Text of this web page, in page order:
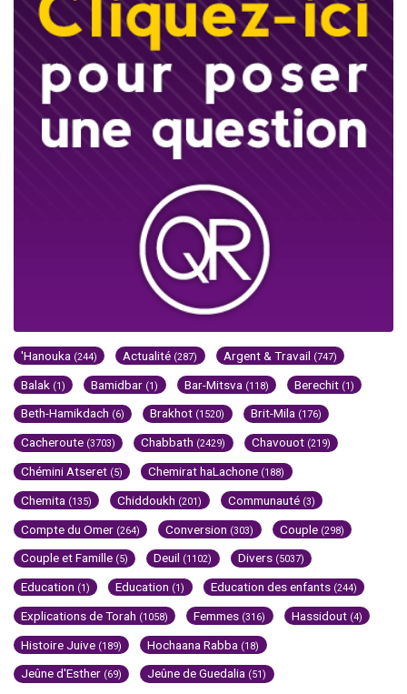
'Hanouka (244) Actualité (287) Argent & Travail (747)
Balak (1) Bamidbar (1) Bar-Mitsva (118) Berechit (1)
Beth-Hamikdach (6) Brakhot (1520) Brit-Mila (176)
Cacheroute (3703) Chabbath (2429) Chavouot (219)
Chémini Atseret (5) Chemirat haLachone (188)
Chemita (135) Chiddoukh (201) Communauté (3)
Compte du Omer (264) Conversion (303) Couple (298)
Couple et Famille (5) Deuil (1102) Divers (5037)
Education (1) Education (1) Education des enfants (244)
Explications de Torah (1058) Femmes (316) Hassidout (4)
Histoire Juive (189) Hochaana Rabba (18)
Jeûne d'Esther (69) Jeûne de Guedalia (51)